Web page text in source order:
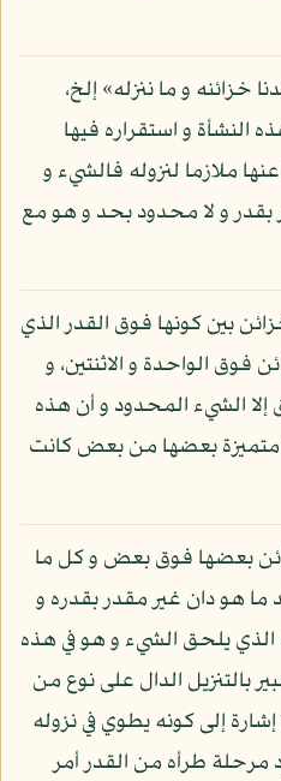
خزائنه و ما ننزله» إلخ،
النشأة و استقراره فيها
ملازما لنزوله فالشيء و
بقدر و لا محدود بحد و هو مع
بين كونها فوق القدر الذي
فوق الواحدة و الاثنتين، و
إلا الشيء المحدود و أن هذه
بعضها من بعض كانت
بعضها فوق بعض و كل ما
هو دان غير مقدر بقدره و
يلحق الشيء و هو في هذه
بالتنزيل الدال على نوع من
إلى كونه يطوي في نزوله
مرحلة طرأه من القدر أمر